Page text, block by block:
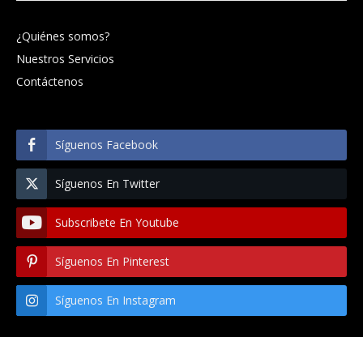
¿Quiénes somos?
Nuestros Servicios
Contáctenos
Síguenos Facebook
Síguenos En Twitter
Subscribete En Youtube
Síguenos En Pinterest
Síguenos En Instagram